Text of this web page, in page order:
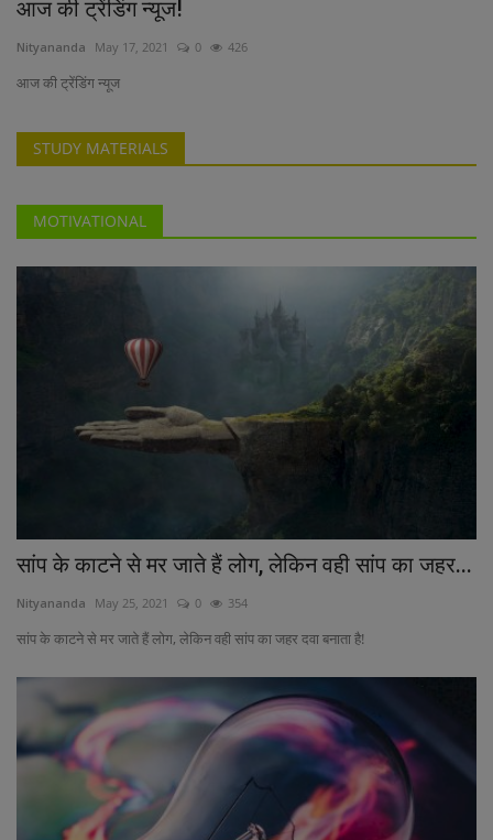
आज की ट्रेंडिंग न्यूज!
Nityananda May 17, 2021 0 426
आज की ट्रेंडिंग न्यूज
STUDY MATERIALS
MOTIVATIONAL
सांप के काटने से मर जाते हैं लोग, लेकिन वही सांप का जहर...
Nityananda May 25, 2021 0 354
सांप के काटने से मर जाते हैं लोग, लेकिन वही सांप का जहर दवा बनाता है!